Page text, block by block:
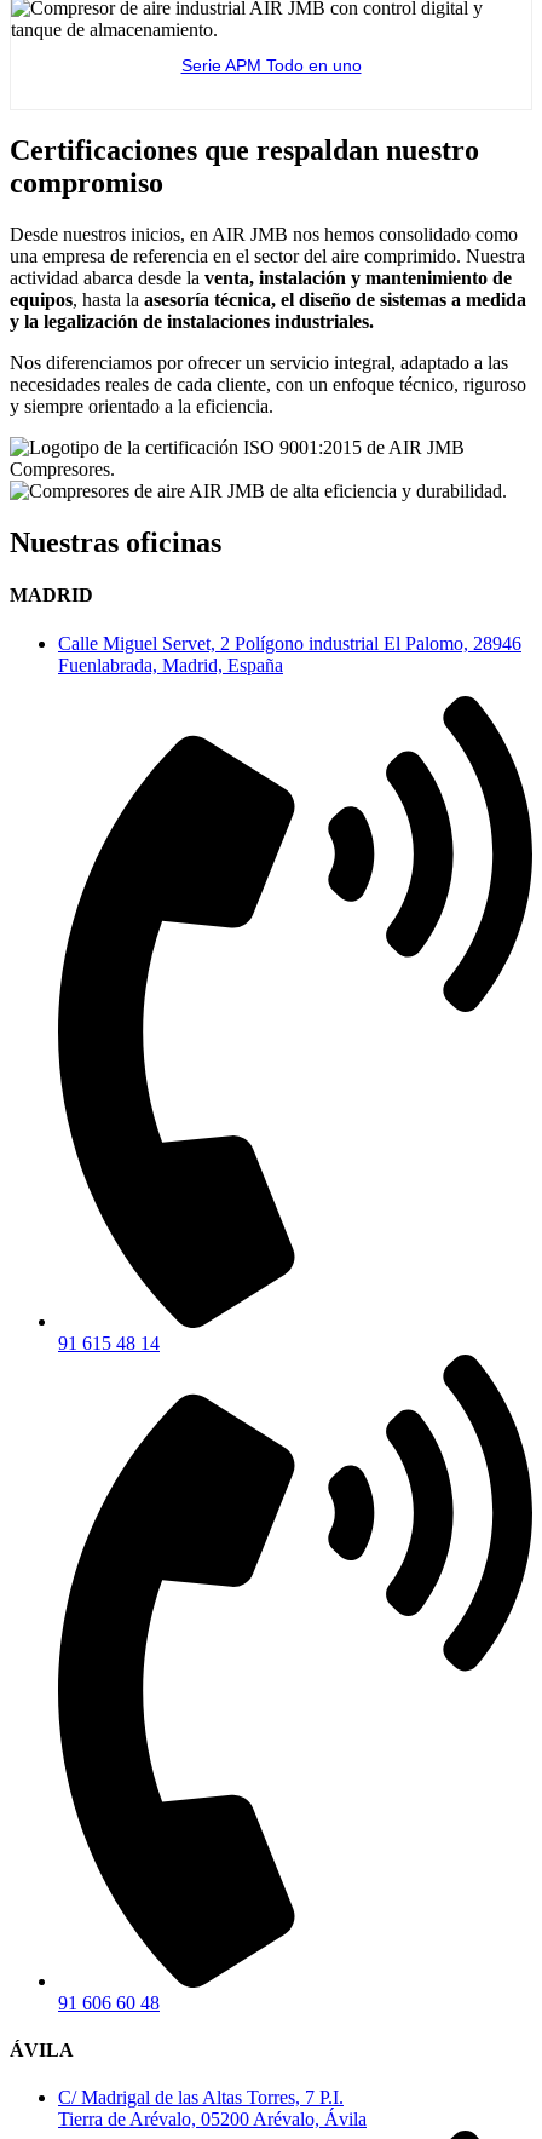
Serie APM Todo en uno
Certificaciones que respaldan nuestro
compromiso
Desde nuestros inicios, en AIR JMB nos hemos consolidado como
una empresa de referencia en el sector del aire comprimido. Nuestra
actividad abarca desde la venta, instalación y mantenimiento de
equipos, hasta la asesoría técnica, el diseño de sistemas a medida
y la legalización de instalaciones industriales.
Nos diferenciamos por ofrecer un servicio integral, adaptado a las
necesidades reales de cada cliente, con un enfoque técnico, riguroso
y siempre orientado a la eficiencia.
Nuestras oficinas
MADRID
Calle Miguel Servet, 2 Polígono industrial El Palomo, 28946
Fuenlabrada, Madrid, España
91 615 48 14
91 606 60 48
ÁVILA
C/ Madrigal de las Altas Torres, 7 P.I.
Tierra de Arévalo, 05200 Arévalo, Ávila